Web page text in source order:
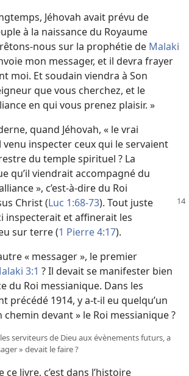
Jéhovah avait prévu de
à la naissance du Royaume
​nous sur la prophétie de Malaki
mon messager, et il devra frayer
moi. Et soudain viendra à Son
que vous cherchez, et le
en qui vous prenez plaisir. »
quand Jéhovah, « le vrai
venu inspecter ceux qui le servaient
du temple spirituel ? La
qu’il viendrait accompagné du
», c’est-à-dire du Roi
Christ (Luc 1:68-73). Tout juste
inspecterait et affinerait les
sur terre (1 Pierre 4:17).
« messager », le premier
3:1 ? Il devait se manifester bien
du Roi messianique. Dans les
précédé 1914, y a-​t-​il eu quelqu’un
chemin devant » le Roi messianique ?
serviteurs de Dieu aux évènements futurs, a
» devait le faire ?
ce livre, c’est dans l’histoire